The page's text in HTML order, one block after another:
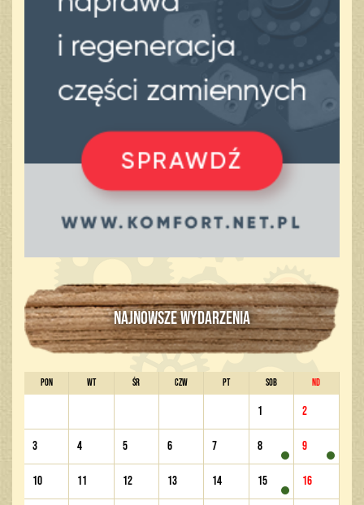
NAJNOWSZE WYDARZENIA
PON WT ŚR CZW PT SOB ND
1 2
3 4 5 6 7 8 9
10 11 12 13 14 15 16